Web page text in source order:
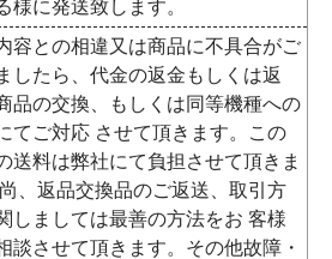
様に発送致します。
容との相違又は商品に不具合がご
したら、代金の返金もしくは返
品の交換、もしくは同等機種への
てご対応 させて頂きます。この
送料は弊社にて負担させて頂きま
、返品交換品のご返送、取引方
しましては最善の方法をお 客様
談させて頂きます。その他故障・